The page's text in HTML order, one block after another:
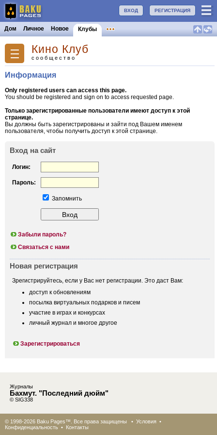
РЕГИСТРАЦИЯ
ВХОД
Дом Личное Новое Клубы
Кино Клуб
сообщество
Информация
Only registered users can access this page.
You should be registered and sign on to access requested page.
Только зарегистрированные пользователи имеют доступ к этой
странице.
Вы должны быть зарегистрированы и зайти под Вашем именем
пользователя, чтобы получить доступ к этой странице.
Вход на сайт
Логин:
Пароль:
Запомнить
Забыли пароль?
Связаться с нами
Новая регистрация
Зрегистрируйтесь, если у Вас нет регистрации. Это даст Вам:
доступ к обновлениям
посылка виртуальных подарков и писем
участие в играх и конкурсах
личный журнал и многое другое
Зарегистрироваться
Журналы
Бахмут. "Последний дюйм"
© SIG338
© 1998-2026 Baku Pages™. Все права защищены • Условия •
Конфиденциальность • Контакты